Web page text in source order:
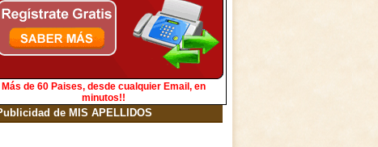
Más de 60 Paises, desde cualquier Email, en
minutos!!
de MIS APELLIDOS